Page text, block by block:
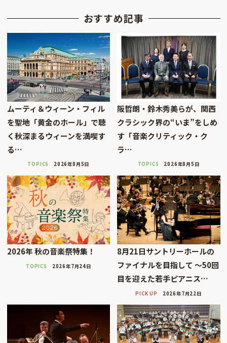
おすすめ記事
ムーティ＆ウィーン・フィル
を聖地「黄金のホール」で聴
く秋深まるウィーンを満喫す
る…
TOPICS 2026年8月5日
阪哲朗・鈴木秀美らが、関西
クラシック界の“いま”をしめ
す「音楽クリティック・ク
ラ…
TOPICS 2026年8月5日
2026年 秋の音楽祭特集！
TOPICS 2026年7月24日
8月21日サントリーホールの
ファイナルを目指して 〜50回
目を迎えた若手ピアニス…
PICK UP 2026年7月22日